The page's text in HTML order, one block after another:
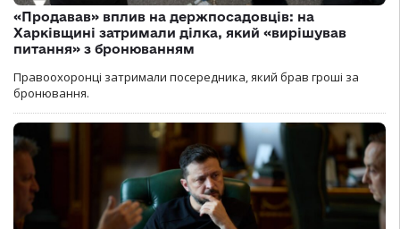
«Продавав» вплив на держпосадовців: на
Харківщині затримали ділка, який «вирішував
питання» з бронюванням
Правоохоронці затримали посередника, який брав гроші за
бронювання.